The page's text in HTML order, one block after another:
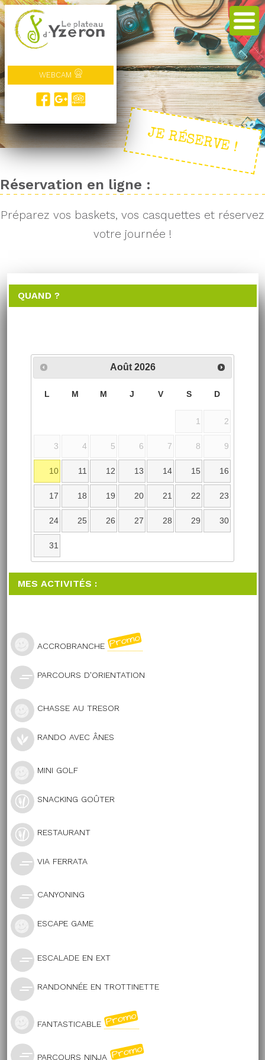
WEBCAM
JE RÉSERVE !
Réservation en ligne :
Préparez vos baskets, vos casquettes et réservez
votre journée !
QUAND ?
Août 2026
L M M J V S D
1 2
3 4 5 6 7 8 9
10 11 12 13 14 15 16
17 18 19 20 21 22 23
24 25 26 27 28 29 30
31
MES ACTIVITÉS :
ACCROBRANCHE
PARCOURS D'ORIENTATION
CHASSE AU TRESOR
RANDO AVEC ÂNES
MINI GOLF
SNACKING GOÛTER
RESTAURANT
VIA FERRATA
CANYONING
ESCAPE GAME
ESCALADE EN EXT
RANDONNÉE EN TROTTINETTE
FANTASTICABLE
PARCOURS NINJA